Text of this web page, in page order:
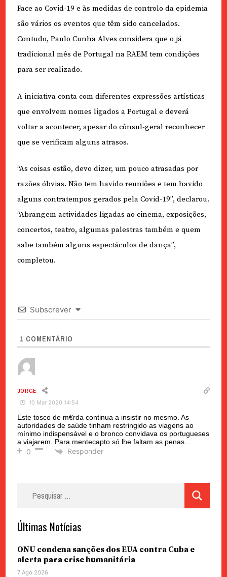
Face ao Covid-19 e às medidas de controlo da epidemia
são vários os eventos que têm sido cancelados.
Contudo, Paulo Cunha Alves considera que o já
tradicional mês de Portugal na RAEM tem condições
para ser realizado.
A iniciativa conta com diferentes expressões artísticas
que envolvem nomes ligados a Portugal e deverá
voltar a acontecer, apesar do cônsul-geral reconhecer
que se verificam alguns atrasos.
“As coisas estão, devo dizer, um pouco atrasadas por
razões óbvias. Não tem havido reuniões e tem havido
alguns contratempos gerados pela Covid-19”, declarou.
“Abrangem actividades ligadas ao cinema, exposições,
concertos, teatro, algumas palestras também e quem
sabe também alguns espectáculos de dança”,
completou.
Subscrever
1 COMENTÁRIO
JORGE
10 Mar 2020 14:54
Este tosco de m€rda continua a insistir no mesmo. As
autoridades de saúde tinham restringido as viagens ao
mínimo indispensável e o bronco convidava os portugueses
a viajarem. Para mentecapto só lhe faltam as penas…
0 Responder
Últimas Notícias
ONU condena sanções dos EUA contra Cuba e
alerta para crise humanitária
7 Ago 2026